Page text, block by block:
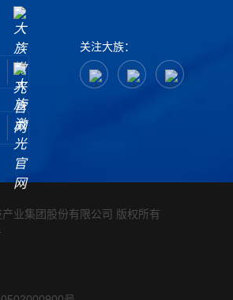
关注大族：
业集团股份有限公司 版权所有